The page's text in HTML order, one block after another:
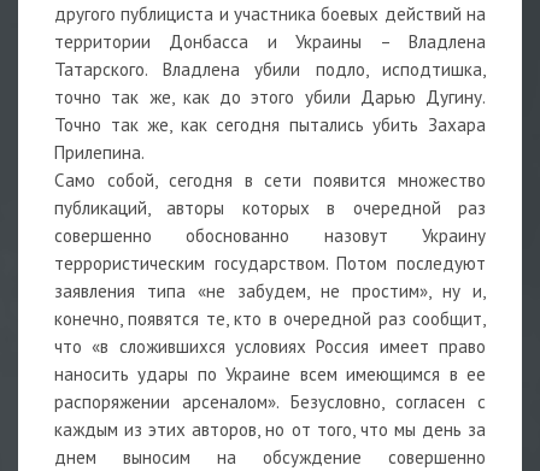
другого публициста и участника боевых действий на
территории Донбасса и Украины – Владлена
Татарского. Владлена убили подло, исподтишка,
точно так же, как до этого убили Дарью Дугину.
Точно так же, как сегодня пытались убить Захара
Прилепина.
Само собой, сегодня в сети появится множество
публикаций, авторы которых в очередной раз
совершенно обоснованно назовут Украину
террористическим государством. Потом последуют
заявления типа «не забудем, не простим», ну и,
конечно, появятся те, кто в очередной раз сообщит,
что «в сложившихся условиях Россия имеет право
наносить удары по Украине всем имеющимся в ее
распоряжении арсеналом». Безусловно, согласен с
каждым из этих авторов, но от того, что мы день за
днем выносим на обсуждение совершенно